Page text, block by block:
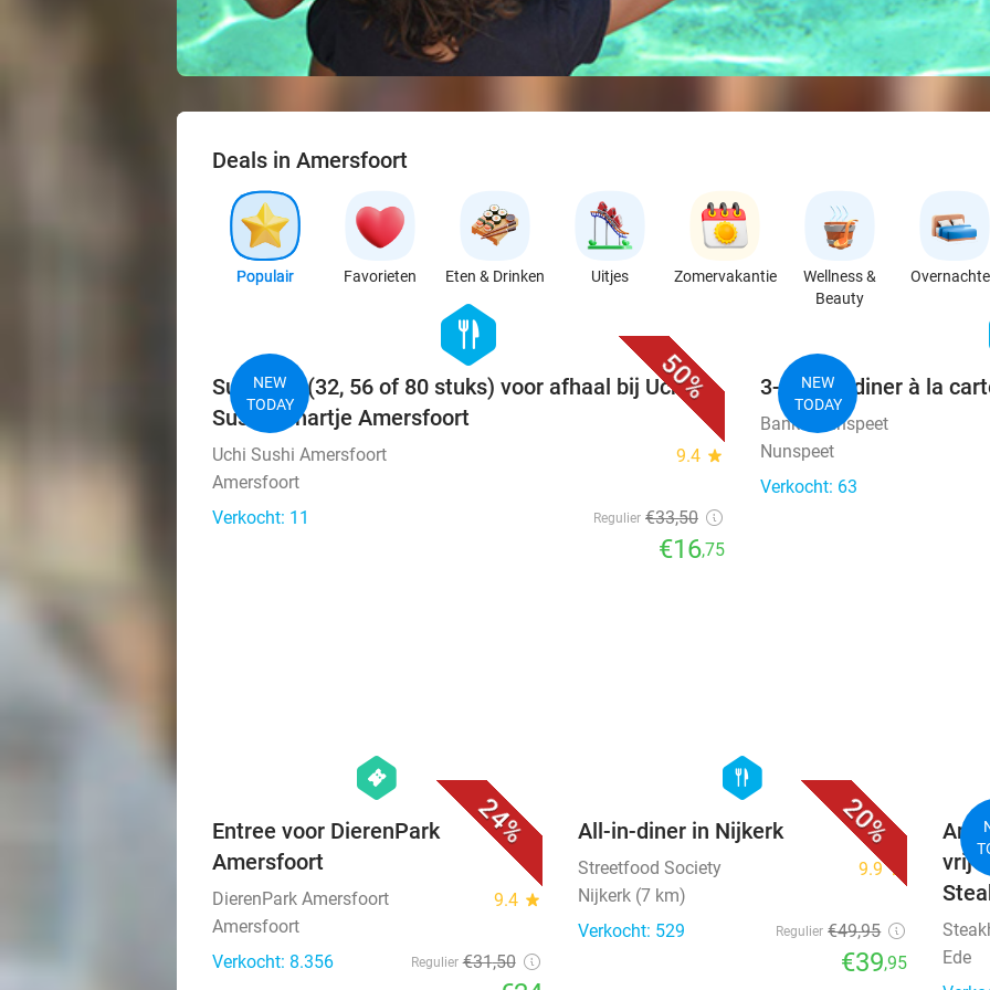
Deals in Amersfoort
Populair Favorieten Eten & Drinken Uitjes Zomervakantie
Wellness &
Beauty
50%
NEW
TODAY
hexagon
food
Sushibox (32, 56 of 80 stuks) voor afhaal bij Uchi
Sushi in hartje Amersfoort
Uchi Sushi Amersfoort 9.4 star
Amersfoort
Verkocht: 11
Regulier €33,50
€16,75
NEW
TODAY
3-gangendiner à la
Banka Nunspeet
Nunspeet
Verkocht: 63
24%
hexagon
events
Entree voor DierenPark
Amersfoort
DierenPark Amersfoort 9.4 star
Amersfoort
Verkocht: 8.356
Regulier €31,50
20%
hexagon
food
All-in-diner in Nijkerk
Streetfood Society 9.9star
Nijkerk (7 km)
Verkocht: 529
Regulier €49,95
€39,95
vrije
Ede